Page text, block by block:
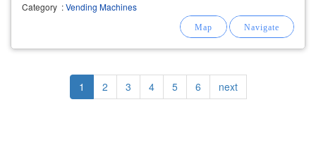
Category :Vending Machines
PaginationCurrent
page
1 Page
2 Page
3 Page
4 Page
5 Page
6
Next
page
next